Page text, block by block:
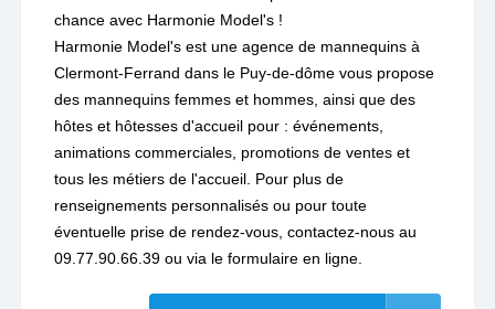
chance avec Harmonie Model's !
Harmonie Model's est une agence de mannequins à
Clermont-Ferrand dans le Puy-de-dôme vous propose
des mannequins femmes et hommes, ainsi que des
hôtes et hôtesses d'accueil pour : événements,
animations commerciales, promotions de ventes et
tous les métiers de l'accueil. Pour plus de
renseignements personnalisés ou pour toute
éventuelle prise de rendez-vous, contactez-nous au
09.77.90.66.39 ou via le formulaire en ligne.